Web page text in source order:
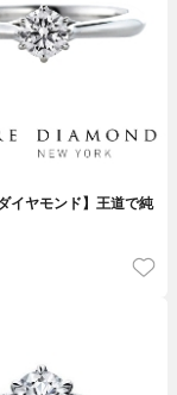
イヤモンド】王道で純